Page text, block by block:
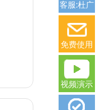
客服:杜广
免费使用
视频演示